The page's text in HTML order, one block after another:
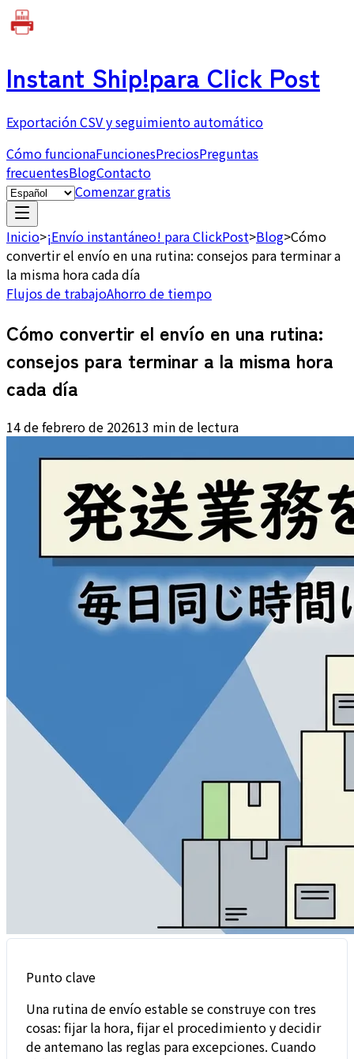
Instant Ship!para Click Post
Exportación CSV y seguimiento automático
Cómo funcionaFuncionesPreciosPreguntas
frecuentesBlogContacto
Comenzar gratis
Inicio>¡Envío instantáneo! para ClickPost>Blog>Cómo
convertir el envío en una rutina: consejos para terminar a
la misma hora cada día
Flujos de trabajoAhorro de tiempo
Cómo convertir el envío en una rutina:
consejos para terminar a la misma hora
cada día
14 de febrero de 202613 min de lectura
Punto clave
Una rutina de envío estable se construye con tres
cosas: fijar la hora, fijar el procedimiento y decidir
de antemano las reglas para excepciones. Cuando